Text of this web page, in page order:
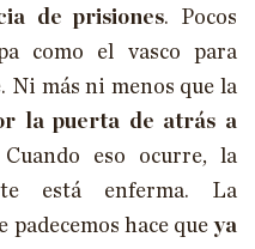
VILLACISNEROS
de prisiones. Pocos
como el vasco para
Ni más ni menos que la
la puerta de atrás a
eso ocurre, la
está enferma. La
hace que ya